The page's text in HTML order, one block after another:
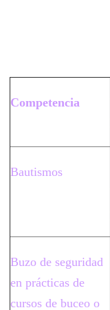
Competencia
Bautismos
Buzo de seguridad
en prácticas de
cursos de buceo o